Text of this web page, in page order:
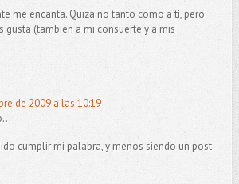
me encanta. Quizá no tanto como a tí, pero
gusta (también a mi consuerte y a mis
de 2009 a las 10:19
cumplir mi palabra, y menos siendo un post